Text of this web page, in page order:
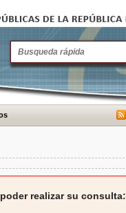
realizar su consulta: